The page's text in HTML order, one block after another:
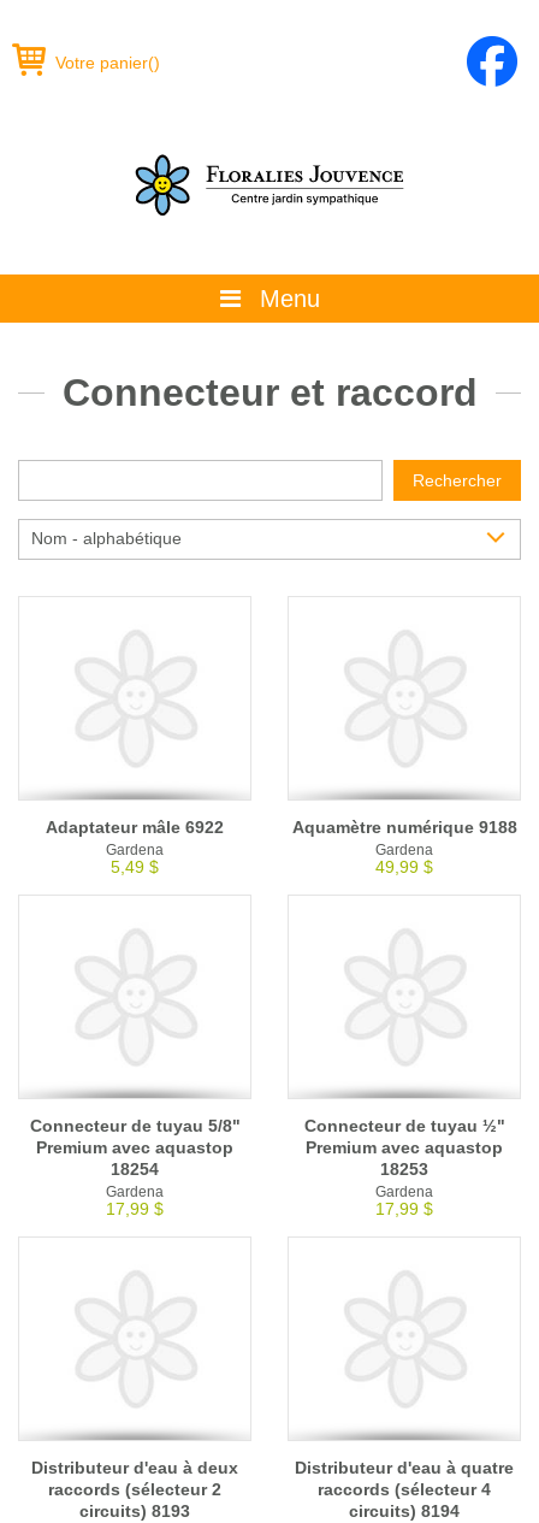
Votre panier()
Menu
La boutique
Conseils
Calendrier horticole
Connecteur et raccord
Rechercher
Nom - alphabétique
Adaptateur mâle 6922
Gardena
5,49 $
Aquamètre numérique 9188
Gardena
49,99 $
Connecteur de tuyau 5/8"
Premium avec aquastop
18254
Gardena
17,99 $
Connecteur de tuyau ½"
Premium avec aquastop
18253
Gardena
17,99 $
Distributeur d'eau à deux
raccords (sélecteur 2
circuits) 8193
Distributeur d'eau à quatre
raccords (sélecteur 4
circuits) 8194